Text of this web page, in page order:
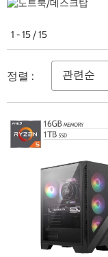
1 - 15 / 15
정렬 :